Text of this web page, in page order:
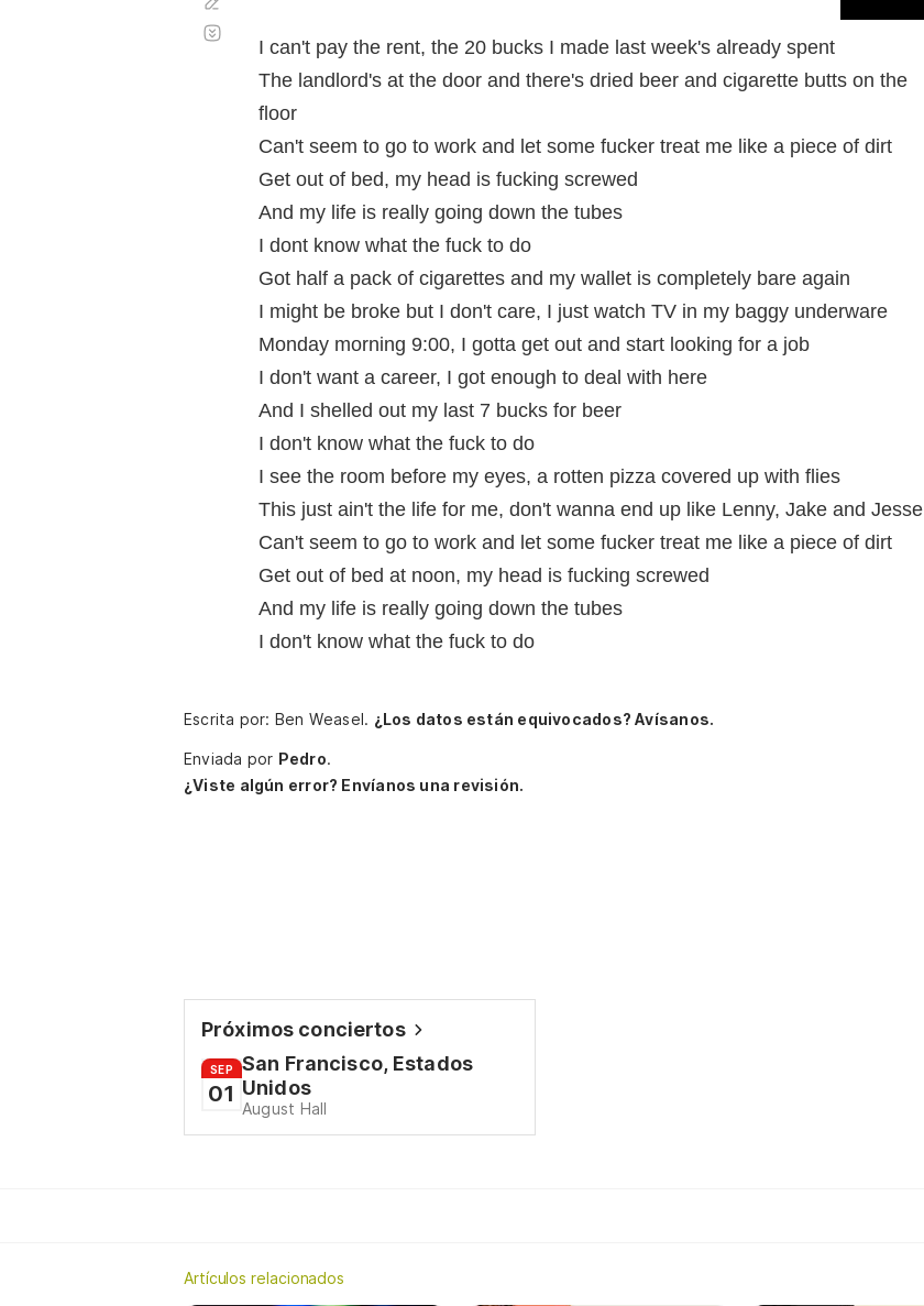
I can't pay the rent, the 20 bucks I made last week's already spent
The landlord's at the door and there's dried beer and cigarette butts on the
floor
Can't seem to go to work and let some fucker treat me like a piece of dirt
Get out of bed, my head is fucking screwed
And my life is really going down the tubes
I dont know what the fuck to do
Got half a pack of cigarettes and my wallet is completely bare again
I might be broke but I don't care, I just watch TV in my baggy underware
Monday morning 9:00, I gotta get out and start looking for a job
I don't want a career, I got enough to deal with here
And I shelled out my last 7 bucks for beer
I don't know what the fuck to do
I see the room before my eyes, a rotten pizza covered up with flies
This just ain't the life for me, don't wanna end up like Lenny, Jake and Jesse
Can't seem to go to work and let some fucker treat me like a piece of dirt
Get out of bed at noon, my head is fucking screwed
And my life is really going down the tubes
I don't know what the fuck to do
automático
Escrita por: Ben Weasel. ¿Los datos están equivocados? Avísanos.
Enviada por Pedro.
¿Viste algún error? Envíanos una revisión.
Próximos conciertos
SEP
01
San Francisco, Estados
Unidos
August Hall
Artículos relacionados